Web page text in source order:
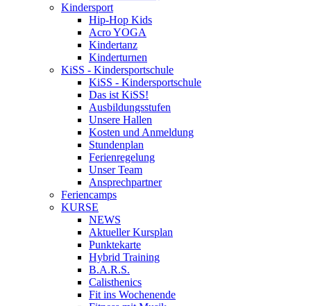
Kindersport
Hip-Hop Kids
Acro YOGA
Kindertanz
Kinderturnen
KiSS - Kindersportschule
KiSS - Kindersportschule
Das ist KiSS!
Ausbildungsstufen
Unsere Hallen
Kosten und Anmeldung
Stundenplan
Ferienregelung
Unser Team
Ansprechpartner
Feriencamps
KURSE
NEWS
Aktueller Kursplan
Punktekarte
Hybrid Training
B.A.R.S.
Calisthenics
Fit ins Wochenende